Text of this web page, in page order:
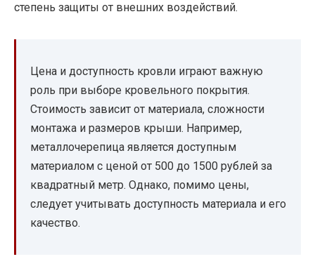
степень защиты от внешних воздействий.
Цена и доступность кровли играют важную
роль при выборе кровельного покрытия.
Стоимость зависит от материала, сложности
монтажа и размеров крыши. Например,
металлочерепица является доступным
материалом с ценой от 500 до 1500 рублей за
квадратный метр. Однако, помимо цены,
следует учитывать доступность материала и его
качество.